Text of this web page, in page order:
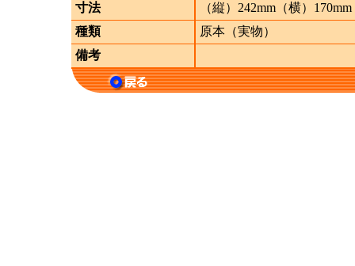
寸法
（縦）242mm（横）170mm
種類
原本（実物）
備考